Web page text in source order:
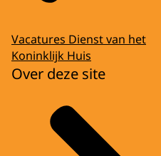
Vacatures Dienst van het
Koninklijk Huis
Over deze site